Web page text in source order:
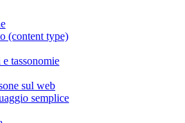
(content type)
tassonomie
sul web
semplice